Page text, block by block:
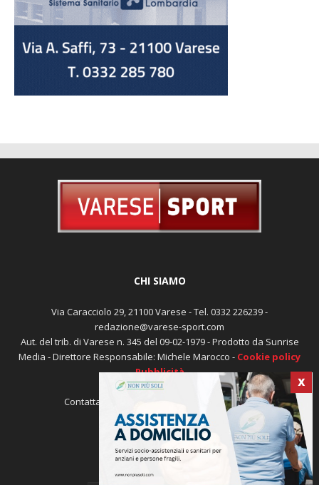
X
CHI SIAMO
Via Caracciolo 29, 21100 Varese - Tel. 0332 226239 -
redazione@varese-sport.com
Aut. del trib. di Varese n. 345 del 09-02-1979 - Prodotto da Sunrise
Media - Direttore Responsabile: Michele Marocco -Cookie policy
redazione@varese-sport.com
SEGUICI